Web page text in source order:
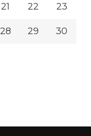
21 22 23
28 29 30